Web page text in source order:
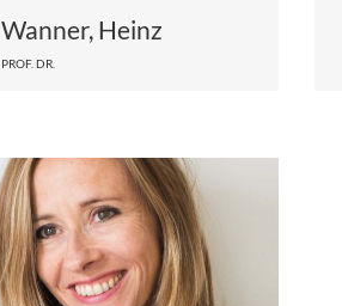
Wanner, Heinz
PROF. DR.